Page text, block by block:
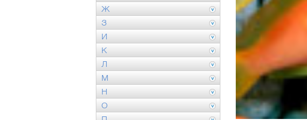
Ж
З
И
К
Л
М
Н
О